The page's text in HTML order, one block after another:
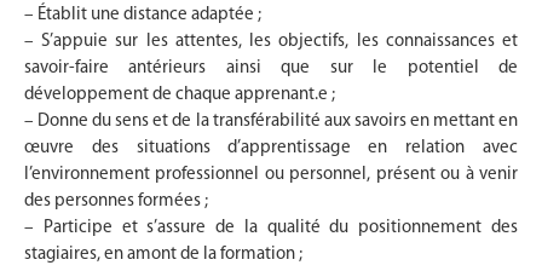
– Établit une distance adaptée ;
– S’appuie sur les attentes, les objectifs, les connaissances et
savoir-faire antérieurs ainsi que sur le potentiel de
développement de chaque apprenant.e ;
– Donne du sens et de la transférabilité aux savoirs en mettant en
œuvre des situations d’apprentissage en relation avec
l’environnement professionnel ou personnel, présent ou à venir
des personnes formées ;
– Participe et s’assure de la qualité du positionnement des
stagiaires, en amont de la formation ;